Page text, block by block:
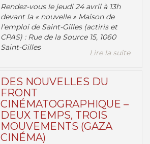
Rendez-vous le jeudi 24 avril à 13h
devant la « nouvelle » Maison de
l’emploi de Saint-Gilles (actiris et
CPAS) : Rue de la Source 15, 1060
Saint-Gilles
Lire la suite
DES NOUVELLES DU
FRONT
CINÉMATOGRAPHIQUE –
DEUX TEMPS, TROIS
MOUVEMENTS (GAZA
CINÉMA)